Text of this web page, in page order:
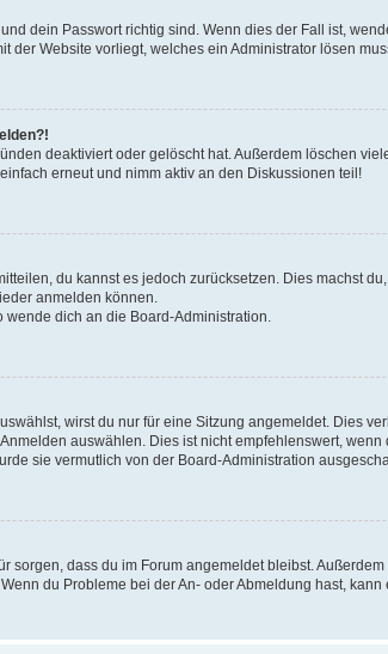
dein Passwort richtig sind. Wenn dies der Fall ist,
Website vorliegt, welches ein Administrator lösen
deaktiviert oder gelöscht hat. Außerdem löschen
erneut und nimm aktiv an den Diskussionen teil!
du kannst es jedoch zurücksetzen. Dies machst
anmelden können.
dich an die Board-Administration.
wirst du nur für eine Sitzung angemeldet. Dies
auswählen. Dies ist nicht empfehlenswert,
sie vermutlich von der Board-Administration
sorgen, dass du im Forum angemeldet bleibst.
du Probleme bei der An- oder Abmeldung hast,